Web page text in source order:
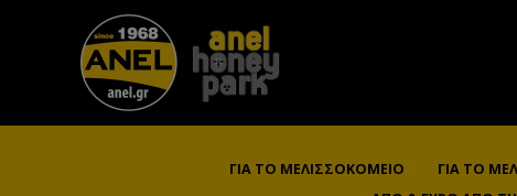
ΓΙΑ ΤΟ ΜΕΛΙΣΣΟΚΟΜΕΊΟ ΓΙΑ ΤΟ